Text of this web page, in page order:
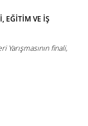
EĞİTİM VE İŞ
finali,